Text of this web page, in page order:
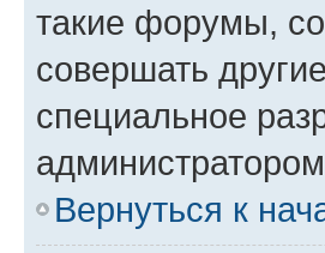
такие форумы,
совершать
специальное
Вернуться к